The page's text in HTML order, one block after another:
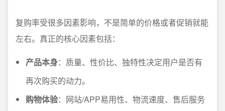
复购率受很多因素影响，不是简单的价格或者促销就能
左右。真正的核心因素包括：
产品本身：质量、性价比、独特性决定用户是否有
再次购买的动力。
购物体验：网站/APP易用性、物流速度、售后服务